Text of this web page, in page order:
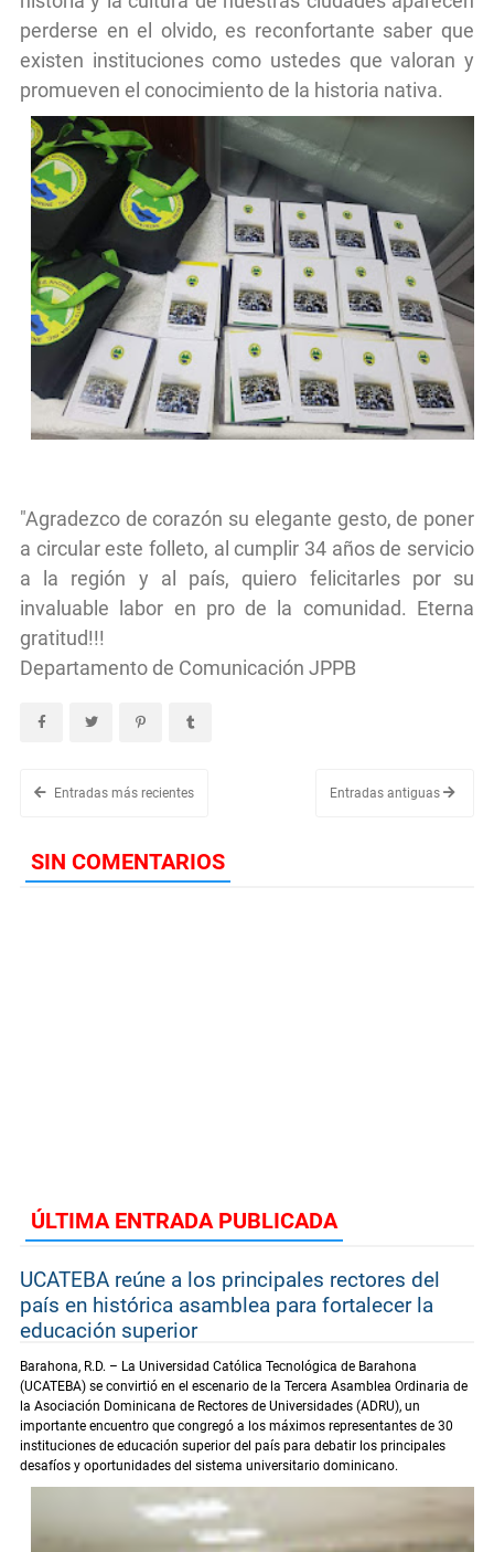
perderse en el olvido, es reconfortante saber que
existen instituciones como ustedes que valoran y
promueven el conocimiento de la historia nativa.
"Agradezco de corazón su elegante gesto, de poner
a circular este folleto, al cumplir 34 años de servicio
a la región y al país, quiero felicitarles por su
invaluable labor en pro de la comunidad. Eterna
gratitud!!!
Departamento de Comunicación JPPB
Entradas más recientes Entradas antiguas
SIN COMENTARIOS
ÚLTIMA ENTRADA PUBLICADA
UCATEBA reúne a los principales rectores del
país en histórica asamblea para fortalecer la
educación superior
Barahona, R.D. – La Universidad Católica Tecnológica de Barahona
(UCATEBA) se convirtió en el escenario de la Tercera Asamblea Ordinaria de
la Asociación Dominicana de Rectores de Universidades (ADRU), un
importante encuentro que congregó a los máximos representantes de 30
instituciones de educación superior del país para debatir los principales
desafíos y oportunidades del sistema universitario dominicano.